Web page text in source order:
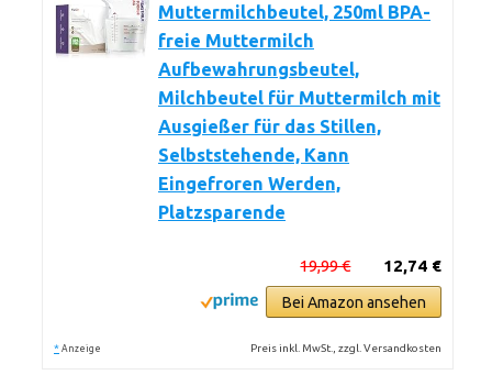
Muttermilchbeutel, 250ml BPA-
freie Muttermilch
Aufbewahrungsbeutel,
Milchbeutel für Muttermilch mit
Ausgießer für das Stillen,
Selbststehende, Kann
Eingefroren Werden,
Platzsparende
12,74 €
19,99 €
Bei Amazon ansehen
* Anzeige Preis inkl. MwSt., zzgl. Versandkosten